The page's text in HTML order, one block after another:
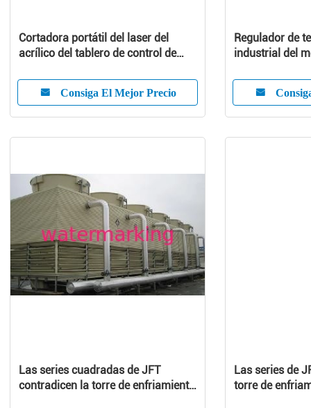
Cortadora portátil del laser del
acrílico del tablero de control de
CW5200
Consiga El Mejor Precio
Regulador de
industrial del
Las series cuadradas de JFT
contradicen la torre de enfriamiento
Las series de
torre de